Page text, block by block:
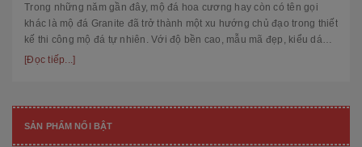
Trong những năm gần đây, mộ đá hoa cương hay còn có tên gọi
khác là mộ đá Granite đã trở thành một xu hướng chủ đạo trong thiết
kế thi công mộ đá tự nhiên. Với độ bền cao, mẫu mã đẹp, kiểu dáng
hiệ...
[Đọc tiếp...]
SẢN PHẨM NỔI BẬT